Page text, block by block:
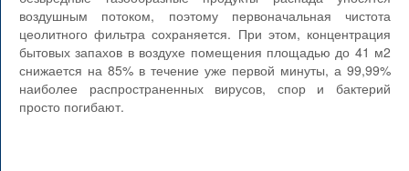
воздушным потоком, поэтому первоначальная чистота
цеолитного фильтра сохраняется. При этом, концентрация
бытовых запахов в воздухе помещения площадью до 41 м2
снижается на 85% в течение уже первой минуты, а 99,99%
наиболее распространенных вирусов, спор и бактерий
просто погибают.